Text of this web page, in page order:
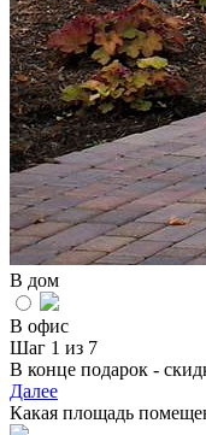
В дом
В офис
Шаг 1 из 7
В конце подарок -
Далее
Какая площадь